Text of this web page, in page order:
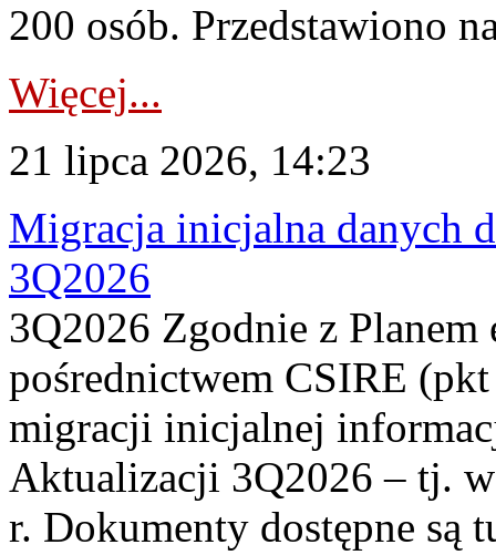
200 osób. Przedstawiono
Więcej...
21 lipca 2026, 14:23
Migracja inicjalna danych
3Q2026
3Q2026 Zgodnie z
pośrednictwem CSIRE
migracji inicjalnej
Aktualizacji 3Q2026 – tj.
r. Dokumenty dostępne są